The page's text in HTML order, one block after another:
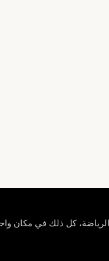
كل ذلك في مكان